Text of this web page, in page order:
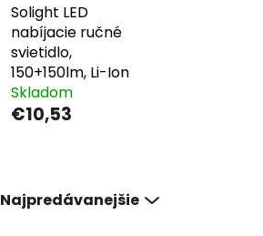
Solight LED
nabíjacie ručné
svietidlo,
150+150lm, Li-Ion
Skladom
€10,53
Najpredávanejšie